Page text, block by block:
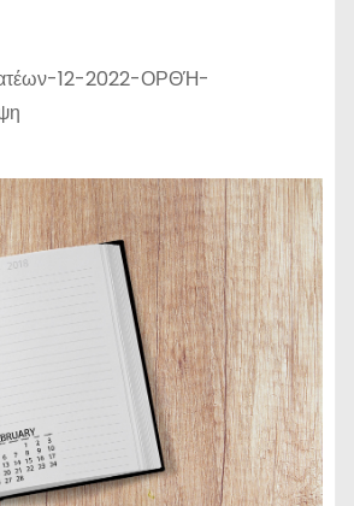
12-2022-ΟΡΘΉ-